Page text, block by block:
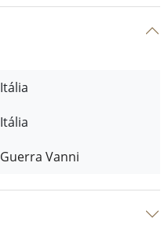
Itália
Itália
Guerra Vanni